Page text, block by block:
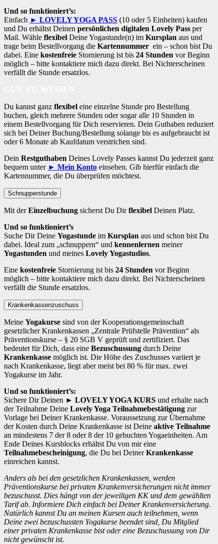
Und so funktioniert’s:
Einfach ► LOVELY YOGA PASS (10 oder 5 Einheiten) kaufen
und Du erhältst Deinen persönlichen digitalen Lovely Pass per
Mail. Wähle flexibel Deine Yogastunde(n) im Kursplan aus und
trage beim Bestellvorgang die Kartennummer ein – schon bist Du
dabei. Eine kostenfreie Stornierung ist bis 24 Stunden vor Beginn
möglich – bitte kontaktiere mich dazu direkt. Bei Nichterscheinen
verfällt die Stunde ersatzlos.
Du kannst ganz flexibel eine einzelne Stunde pro Bestellung
buchen, gleich mehrere Stunden oder sogar alle 10 Stunden in
einem Bestellvorgang für Dich reservieren. Dein Guthaben reduziert
sich bei Deiner Buchung/Bestellung solange bis es aufgebraucht ist
oder 6 Monate ab Kaufdatum verstrichen sind.
Dein Restguthaben Deines Lovely Passes kannst Du jederzeit ganz
bequem unter ► Mein Konto einsehen. Gib hierfür einfach die
Kartennummer, die Du überprüfen möchtest.
Schnupperstunde
Mit derEinzelbuchung sicherst Du Dirflexibel Deinen Platz.
Und so funktioniert’s
Suche Dir Deine Yogastunde im Kursplan aus und schon bist Du
dabei. Ideal zum „schnuppern“ und kennenlernen meiner
Yogastunden und meines Lovely Yogastudios.
Eine kostenfreie Stornierung ist bis 24 Stunden vor Beginn
möglich – bitte kontaktiere mich dazu direkt. Bei Nichterscheinen
verfällt die Stunde ersatzlos.
Krankenkassenzuschuss
Meine Yogakurse sind von der Kooperationsgemeinschaft
gesetzlicher Krankenkassen „Zentrale Prüfstelle Prävention“ als
Präventionskurse – § 20 SGB V geprüft und zertifiziert. Das
bedeutet für Dich, dass eine Bezuschussung durch Deine
Krankenkasse möglich ist. Die Höhe des Zuschusses variiert je
nach Krankenkasse, liegt aber meist bei 80 % für max. zwei
Yogakurse im Jahr.
Und so funktioniert’s:
Sichere Dir Deinen ► LOVELY YOGA KURS und erhalte nach
der Teilnahme Deine Lovely Yoga Teilnahmebestätigung zur
Vorlage bei Deiner Krankenkasse. Voraussetzung zur Übernahme
der Kosten durch Deine Krankenkasse ist Deine aktive Teilnahme
an mindestens 7 der 8 oder 8 der 10 gebuchten Yogaeinheiten. Am
Ende Deines Kursblocks erhältst Du von mir eine
Teilnahmebescheinigung, die Du bei DeinerKrankenkasse
einreichen kannst.
Anders als bei den gesetzlichen Krankenkassen, werden
Präventionskurse bei privaten Krankenversicherungen nicht immer
bezuschusst. Dies hängt von der jeweiligen KK und dem gewählten
Tarif ab. Informiere Dich einfach bei Deiner Krankenversicherung.
Natürlich kannst Du an meinen Kursen auch teilnehmen, wenn
Deine zwei bezuschussten Yogakurse beendet sind, Du Mitglied
einer privaten Krankenkasse bist oder eine Bezuschussung von Dir
nicht gewünscht ist.